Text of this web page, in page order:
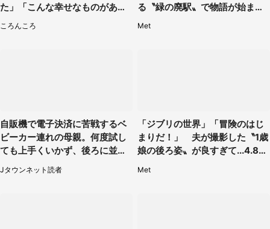
た」「こんな幸せなものがあっ
ころんころ
る〝緑の廃駅〟で物語が始まり
Met
自販機で電子決済に苦戦するベ
ビーカー連れの母親。何度試し
ても上手くいかず、後ろに並ん
でた私は思わず...（埼玉県・20
代女性）
Jタウンネット読者
「ジブリの世界」「冒険のはじ
まりだ！」 夫が撮影した〝1歳
娘の後ろ姿〟が良すぎて...4.8万
Met